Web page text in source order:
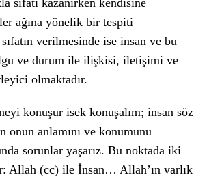
sıfatı kazanırken kendisine
ağına yönelik bir tespiti
verilmesinde ise insan ve bu
ve durum ile ilişkisi, iletişimi ve
olmaktadır.
konuşur isek konuşalım; insan söz
onun anlamını ve konumunu
sorunlar yaşarız. Bu noktada iki
Allah (cc) ile İnsan… Allah’ın varlık